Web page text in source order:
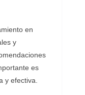
en
y
es
y efectiva.